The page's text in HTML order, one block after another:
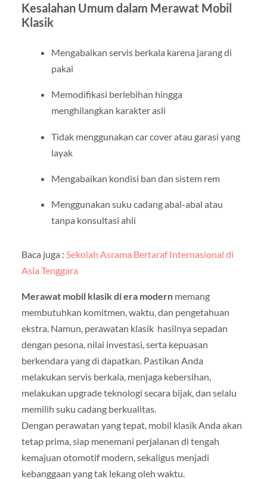
Kesalahan Umum dalam Merawat Mobil
Klasik
Mengabaikan servis berkala karena jarang di
pakai
Memodifikasi berlebihan hingga
menghilangkan karakter asli
Tidak menggunakan car cover atau garasi yang
layak
Mengabaikan kondisi ban dan sistem rem
Menggunakan suku cadang abal-abal atau
tanpa konsultasi ahli
Baca juga : Sekolah Asrama Bertaraf Internasional di
Asia Tenggara
Merawat mobil klasik di era modernmemang
membutuhkan komitmen, waktu, dan pengetahuan
ekstra. Namun, perawatan klasik hasilnya sepadan
dengan pesona, nilai investasi, serta kepuasan
berkendara yang di dapatkan. Pastikan Anda
melakukan servis berkala, menjaga kebersihan,
melakukan upgrade teknologi secara bijak, dan selalu
memilih suku cadang berkualitas.
Dengan perawatan yang tepat, mobil klasik Anda akan
tetap prima, siap menemani perjalanan di tengah
kemajuan otomotif modern, sekaligus menjadi
kebanggaan yang tak lekang oleh waktu.